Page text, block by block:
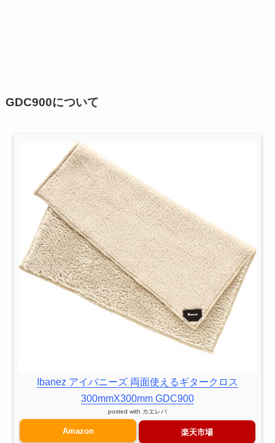
GDC900について
Ibanez アイバニーズ 両面使えるギタークロス
300mmX300mm GDC900
posted with カエレバ
Amazon 楽天市場